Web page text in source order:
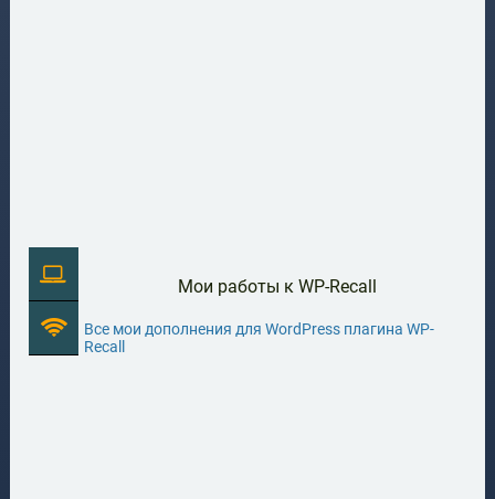
Мои работы к WP-Recall
Все мои дополнения для WordPress плагина WP-
Recall